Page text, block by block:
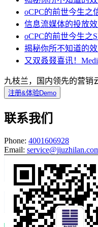
oCPC的前世今生之
信息流媒体的投放
oCPC的前世今生之
揭秘你所不知道的
又双叒叕喜讯！
九枝兰，国内领先的营销
注册&体验Demo
联系我们
Phone: 4001606928
Email: